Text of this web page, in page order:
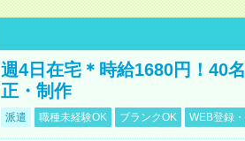
週4日在宅＊時給1680円！40
正・制作
派遣 職種未経験OK ブランクOK WEB登録